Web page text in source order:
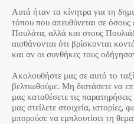
Αυτά ήταν τα κίνητρα για τη
τόπου που απευθύνεται σε
Πουλάτα, αλλά και στους
αισθάνονται ότι βρίσκονται
και αν οι συνθήκες τους
Ακολουθήστε μας σε αυτό το
βελτιωθούμε. Μη διστάσετε να
μας καταθέσετε τις
μας στείλετε στοιχεία,
μπορούσε να εμπλουτίσει τη